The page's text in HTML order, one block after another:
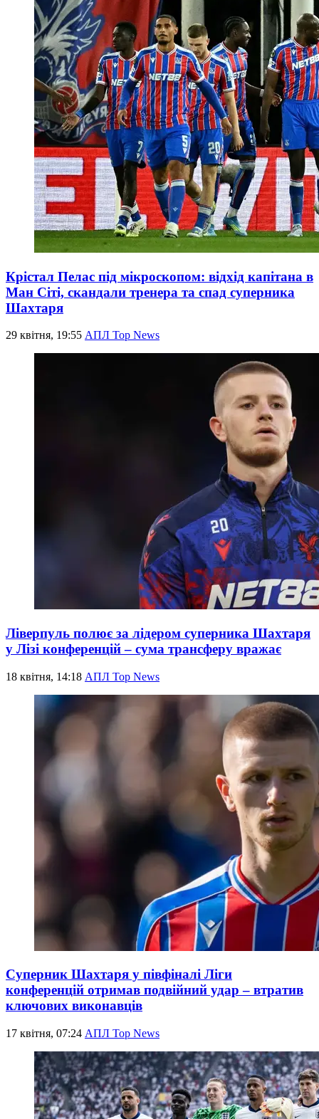
Крістал Пелас під мікроскопом: відхід капітана в
Ман Сіті, скандали тренера та спад суперника
Шахтаря
29 квітня, 19:55 АПЛ Top News
Ліверпуль полює за лідером суперника Шахтаря
у Лізі конференцій – сума трансферу вражає
18 квітня, 14:18 АПЛ Top News
Суперник Шахтаря у півфіналі Ліги
конференцій отримав подвійний удар – втратив
ключових виконавців
17 квітня, 07:24 АПЛ Top News